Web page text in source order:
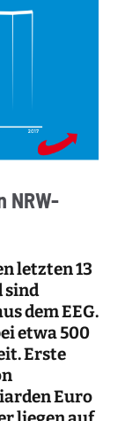
NRW-
letzten 13
sind
dem EEG.
etwa 500
Erste
Euro